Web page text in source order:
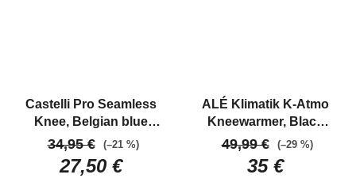
Castelli Pro Seamless
Knee, Belgian blue
Komfortné, bezšvové
návleky na kolená
27,50 €
34,95 € (–21 %)
ALÉ Klimatik K-Atmo
Kneewarmer, Black
Zateplené
vodoodpudivé návleky
na kolená
35 €
49,99 € (–29 %)